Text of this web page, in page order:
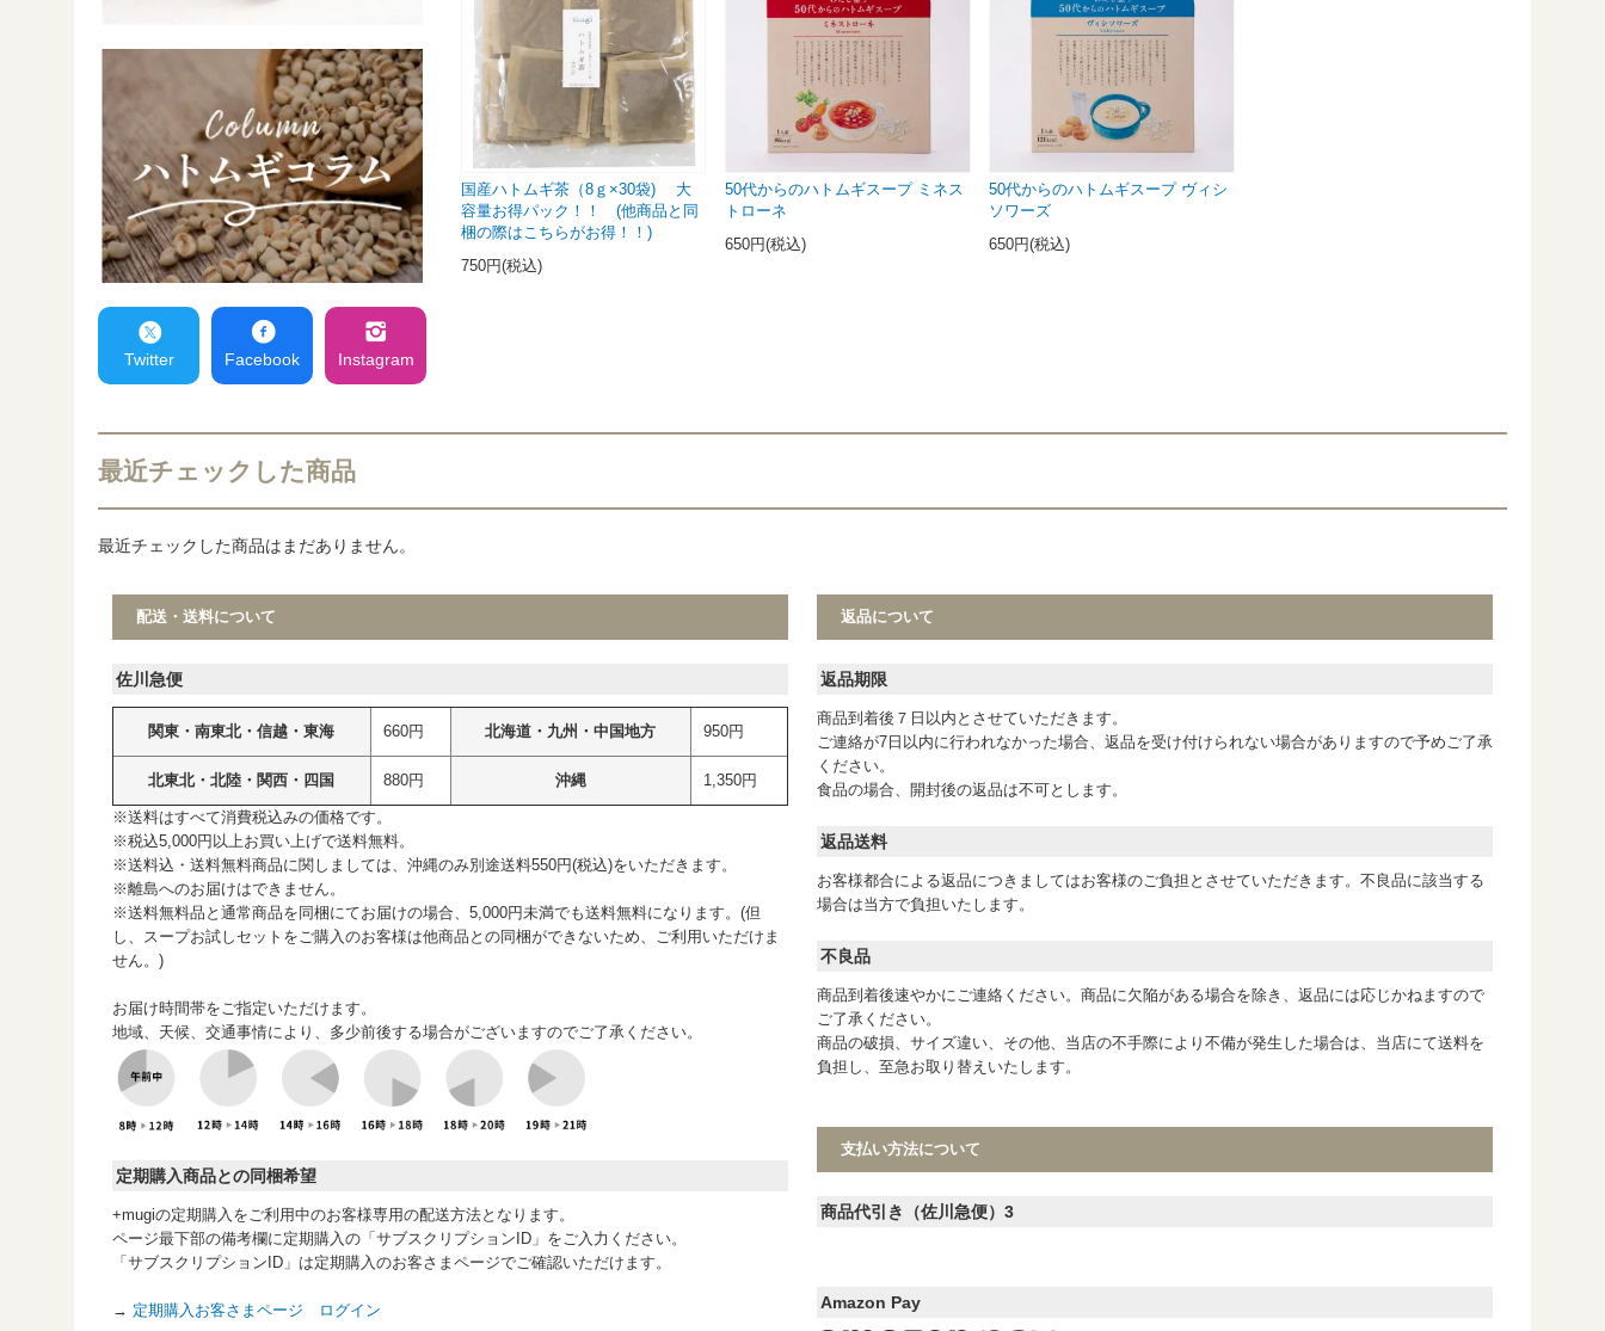
国産ハトムギ茶（8ｇ×30袋) 大
容量お得パック！！ (他商品と同
梱の際はこちらがお得！！)
750円(税込)
50代からのハトムギスープ ミネス
トローネ
650円(税込)
50代からのハトムギスープ ヴィシ
ソワーズ
650円(税込)
Twitter Facebook Instagram
最近チェックした商品
最近チェックした商品はまだありません。
配送・送料について
佐川急便
関東・南東北・信越・東海 660円 北海道・九州・中国地方 950円
北東北・北陸・関西・四国 880円 沖縄 1,350円
※送料はすべて消費税込みの価格です。
※税込5,000円以上お買い上げで送料無料。
※送料込・送料無料商品に関しましては、沖縄のみ別途送料550円(税込)をいただきます。
※離島へのお届けはできません。
※送料無料品と通常商品を同梱にてお届けの場合、5,000円未満でも送料無料になります。(但
し、スープお試しセットをご購入のお客様は他商品との同梱ができないため、ご利用いただけま
せん。)
お届け時間帯をご指定いただけます。
地域、天候、交通事情により、多少前後する場合がございますのでご了承ください。
定期購入商品との同梱希望
+mugiの定期購入をご利用中のお客様専用の配送方法となります。
ページ最下部の備考欄に定期購入の「サブスクリプションID」をご入力ください。
「サブスクリプションID」は定期購入のお客さまページでご確認いただけます。
→ 定期購入お客さまページ ログイン
返品について
返品期限
商品到着後７日以内とさせていただきます。
ご連絡が7日以内に行われなかった場合、返品を受け付けられない場合がありますので予めご了承
ください。
食品の場合、開封後の返品は不可とします。
返品送料
お客様都合による返品につきましてはお客様のご負担とさせていただきます。不良品に該当する
場合は当方で負担いたします。
不良品
商品到着後速やかにご連絡ください。商品に欠陥がある場合を除き、返品には応じかねますので
ご了承ください。
商品の破損、サイズ違い、その他、当店の不手際により不備が発生した場合は、当店にて送料を
負担し、至急お取り替えいたします。
支払い方法について
商品代引き（佐川急便）3
Amazon Pay